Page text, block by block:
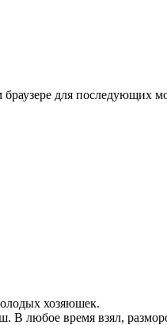
для последующих
хозяюшек.
В любое время взял,